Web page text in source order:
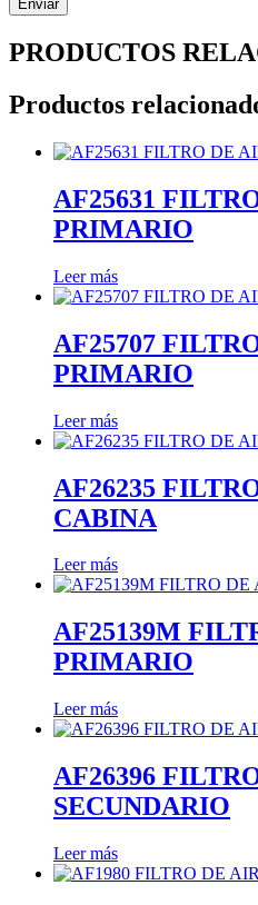
PRODUCTOS
Productos
AF25631
PRIMARIO
Leer más
AF25707
PRIMARIO
Leer más
AF26235
CABINA
Leer más
AF25139M
PRIMARIO
Leer más
AF26396
SECUNDARIO
Leer más